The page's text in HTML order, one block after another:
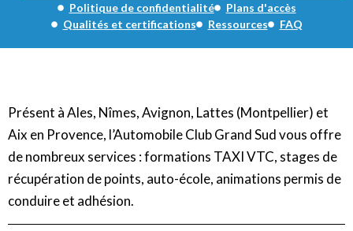
Politique de confidentialité
Plans d'accès
Qualités et certifications
Ressources FAQ
Présent à Ales, Nîmes, Avignon, Lattes (Montpellier) et
Aix en Provence, l’Automobile Club Grand Sud vous offre
de nombreux services : formations TAXI VTC, stages de
récupération de points, auto-école, animations permis de
conduire et adhésion.